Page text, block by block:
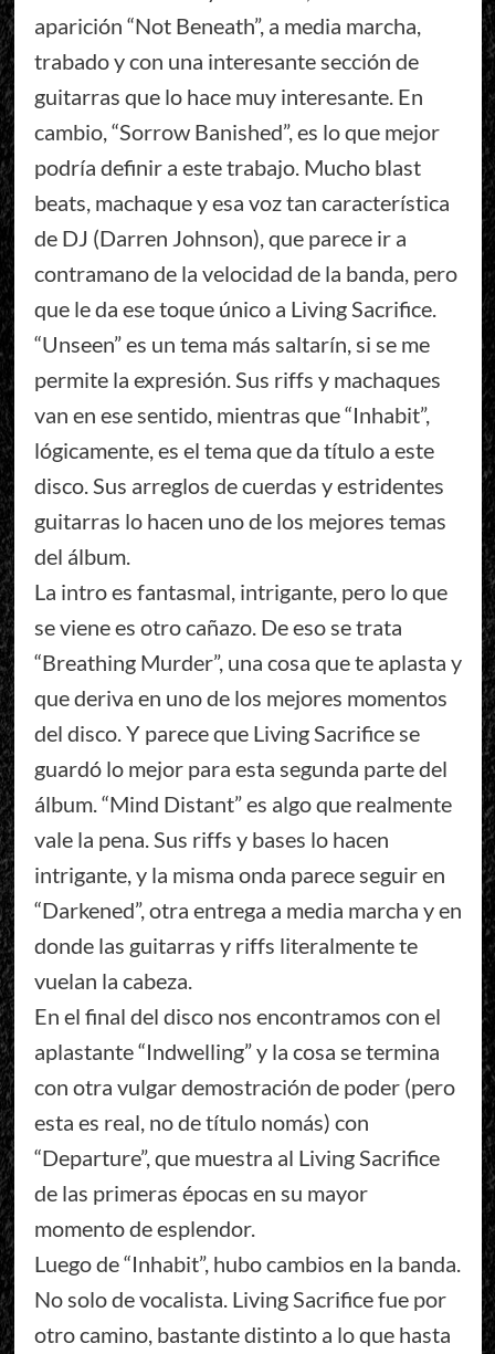
aparición “Not Beneath”, a media marcha,
trabado y con una interesante sección de
guitarras que lo hace muy interesante. En
cambio, “Sorrow Banished”, es lo que mejor
podría definir a este trabajo. Mucho blast
beats, machaque y esa voz tan característica
de DJ (Darren Johnson), que parece ir a
contramano de la velocidad de la banda, pero
que le da ese toque único a Living Sacrifice.
“Unseen” es un tema más saltarín, si se me
permite la expresión. Sus riffs y machaques
van en ese sentido, mientras que “Inhabit”,
lógicamente, es el tema que da título a este
disco. Sus arreglos de cuerdas y estridentes
guitarras lo hacen uno de los mejores temas
del álbum.
La intro es fantasmal, intrigante, pero lo que
se viene es otro cañazo. De eso se trata
“Breathing Murder”, una cosa que te aplasta y
que deriva en uno de los mejores momentos
del disco. Y parece que Living Sacrifice se
guardó lo mejor para esta segunda parte del
álbum. “Mind Distant” es algo que realmente
vale la pena. Sus riffs y bases lo hacen
intrigante, y la misma onda parece seguir en
“Darkened”, otra entrega a media marcha y en
donde las guitarras y riffs literalmente te
vuelan la cabeza.
En el final del disco nos encontramos con el
aplastante “Indwelling” y la cosa se termina
con otra vulgar demostración de poder (pero
esta es real, no de título nomás) con
“Departure”, que muestra al Living Sacrifice
de las primeras épocas en su mayor
momento de esplendor.
Luego de “Inhabit”, hubo cambios en la banda.
No solo de vocalista. Living Sacrifice fue por
otro camino, bastante distinto a lo que hasta